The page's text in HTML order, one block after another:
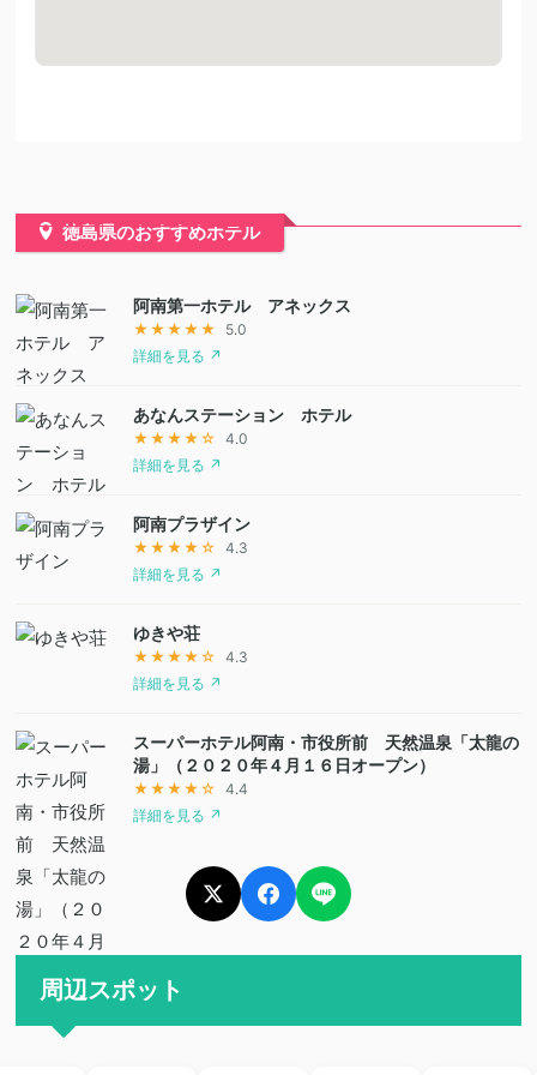
徳島県のおすすめホテル
阿南第一ホテル アネックス
★★★★★
5.0
詳細を見る ↗
あなんステーション ホテル
★★★★☆
4.0
詳細を見る ↗
阿南プラザイン
★★★★☆
4.3
詳細を見る ↗
ゆきや荘
★★★★☆
4.3
詳細を見る ↗
スーパーホテル阿南・市役所前 天然温泉「太龍の
湯」（２０２０年４月１６日オープン）
★★★★☆
4.4
詳細を見る ↗
周辺スポット